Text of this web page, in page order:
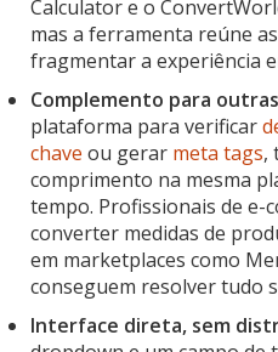
Calculator e o
mas a ferramenta reúne
fragmentar a experiência
Complemento para
plataforma para verificar
chave ou gerar meta tags,
comprimento na mesma
tempo. Profissionais de e-
converter medidas de
em marketplaces como
conseguem resolver tudo
Interface direta, sem